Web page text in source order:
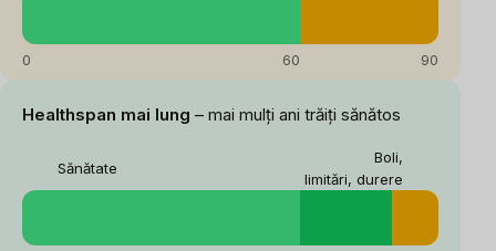
0 60 90
Healthspan mai lung – mai mulți ani trăiți sănătos
Sănătate
Boli,
limitări, durere